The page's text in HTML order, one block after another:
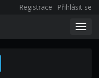
Registrace Přihlásit se